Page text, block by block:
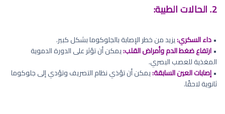
2. الحالات الطبية:
•داء السكري:يزيد من خطر الإصابة بالجلوكوما بشكل كبير.
•ارتفاع ضغط الدم وأمراض القلب:يمكن أن تؤثر على الدورة الدموية
المغذية للعصب البصري.
•إصابات العين السابقة:يمكن أن تؤذي نظام التصريف وتؤدي إلى جلوكوما
ثانوية لاحقًا.